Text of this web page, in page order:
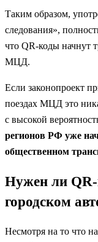
Таким образом,
следования»,
что QR-коды начнут
МЦД.
Если законопроект
поездах МЦД это
с высокой
регионов РФ уже
общественном
Нужен ли QR-
городском
Несмотря на то что